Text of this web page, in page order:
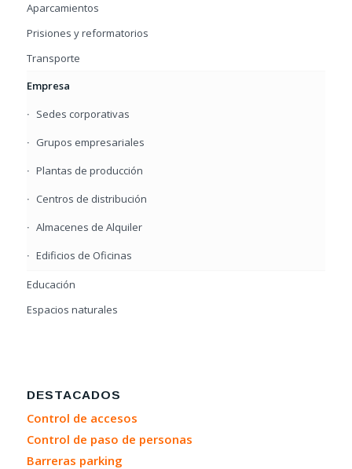
Aparcamientos
Prisiones y reformatorios
Transporte
Empresa
Sedes corporativas
Grupos empresariales
Plantas de producción
Centros de distribución
Almacenes de Alquiler
Edificios de Oficinas
Educación
Espacios naturales
DESTACADOS
Control de accesos
Control de paso de personas
Barreras parking